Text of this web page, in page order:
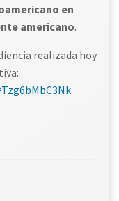
en
americano.
realizada hoy